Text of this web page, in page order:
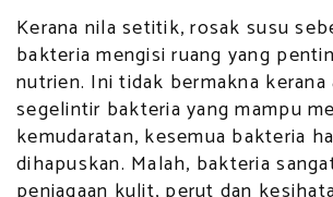
Kerana nila setitik, rosak susu
bakteria mengisi ruang yang
nutrien. Ini tidak bermakna kerana
segelintir bakteria yang mampu
kemudaratan, kesemua bakteria
dihapuskan. Malah, bakteria